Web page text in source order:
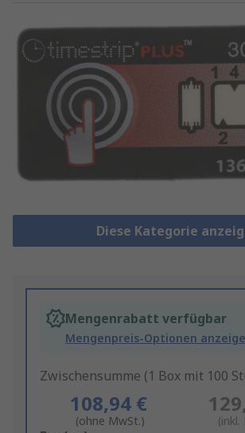
Diese Kategorie
Mengenrabatt verfügbar
Mengenpreis-Optionen
Zwischensumme (1 Box mit 100
108,94 €
(ohne MwSt.) (inkl.